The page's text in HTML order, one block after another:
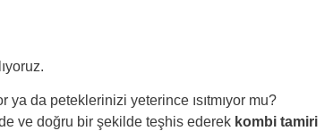
ya da peteklerinizi yeterince ısıtmıyor mu?
ve doğru bir şekilde teşhis ederek kombi tamiri